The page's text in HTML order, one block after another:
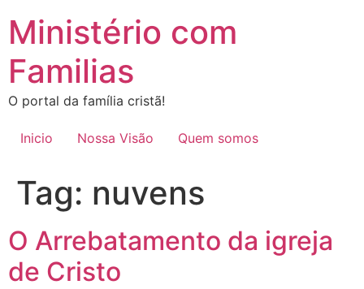
para
conteúdo
Ministério com
Familias
O portal da família cristã!
Inicio Nossa Visão Quem somos
Tag: nuvens
O Arrebatamento da igreja
de Cristo